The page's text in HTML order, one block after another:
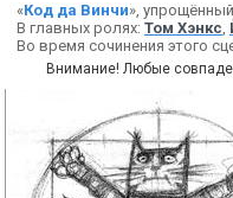
«Код да Винчи»,
В главных ролях: Том Хэнкс,
Во время сочинения этого
Внимание! Любые